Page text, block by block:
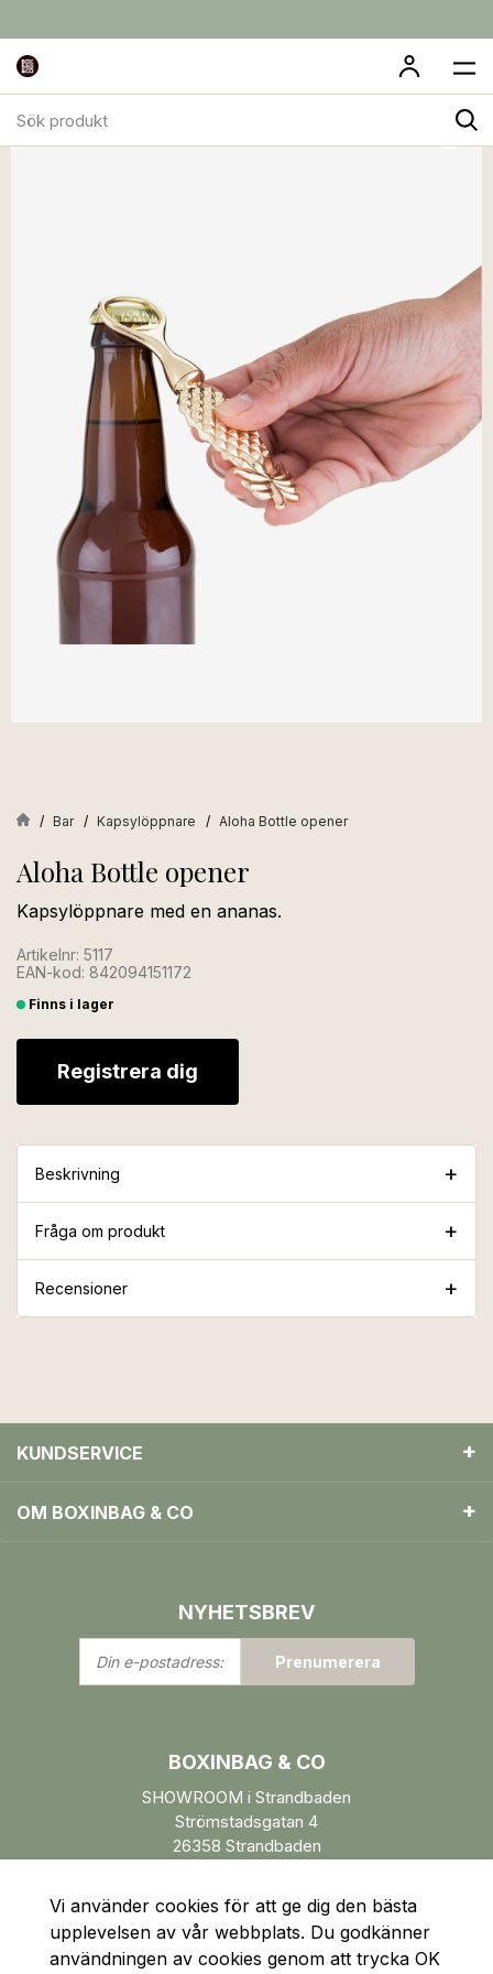
produkt
Bar Kapsylöppnare Aloha Bottle opener
Aloha Bottle opener
Kapsylöppnare med en ananas.
Artikelnr: 5117
EAN-kod: 842094151172
Finns i lager
Registrera dig
Beskrivning
Fråga om produkt
Recensioner
KUNDSERVICE
OM BOXINBAG & CO
NYHETSBREV
Din
e-
Prenumerera
BOXINBAG & CO
SHOWROOM i Strandbaden
Strömstadsgatan 4
26358 Strandbaden
Vi använder cookies för att ge dig den bästa
upplevelsen av vår webbplats. Du godkänner
användningen av cookies genom att trycka OK